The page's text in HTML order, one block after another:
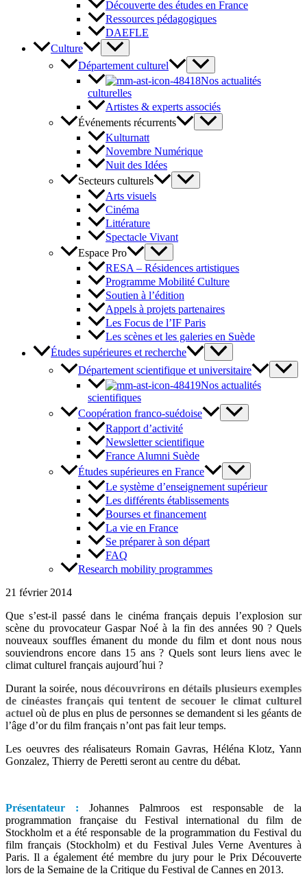
Découverte des études en France
Ressources pédagogiques
DAEFLE
Culture
Département culturel
Nos actualités
culturelles
Artistes & experts associés
Événements récurrents
Kulturnatt
Novembre Numérique
Nuit des Idées
Secteurs culturels
Arts visuels
Cinéma
Littérature
Spectacle Vivant
Espace Pro
RESA – Résidences artistiques
Programme Mobilité Culture
Soutien à l’édition
Appels à projets partenaires
Les Focus de l’IF Paris
Les scènes et les galeries en Suède
Études supérieures et recherche
Département scientifique et universitaire
Nos actualités
scientifiques
Coopération franco-suédoise
Rapport d’activité
Newsletter scientifique
France Alumni Suède
Études supérieures en France
Le système d’enseignement supérieur
Les différents établissements
Bourses et financement
La vie en France
Se préparer à son départ
FAQ
Research mobility programmes
21 février 2014
Que s’est-il passé dans le cinéma français depuis l’explosion sur
scène du provocateur Gaspar Noé à la fin des années 90 ? Quels
nouveaux souffles émanent du monde du film et dont nous nous
souviendrons encore dans 15 ans ? Quels sont leurs liens avec le
climat culturel français aujourd´hui ?
Durant la soirée, nous découvrirons en détails plusieurs exemples
de cinéastes français qui tentent de secouer le climat culturel
actuel où de plus en plus de personnes se demandent si les géants de
l’âge d’or du film français n’ont pas fait leur temps.
Les oeuvres des réalisateurs Romain Gavras, Héléna Klotz, Yann
Gonzalez, Thierry de Peretti seront au centre du débat.
Présentateur :
Johannes Palmroos est responsable de la
programmation française du Festival international du film de
Stockholm et a été responsable de la programmation du Festival du
film français (Stockholm) et du Festival Jules Verne Aventures à
Paris. Il a également été membre du jury pour le Prix Découverte
lors de la Semaine de la Critique du Festival de Cannes en 2013.